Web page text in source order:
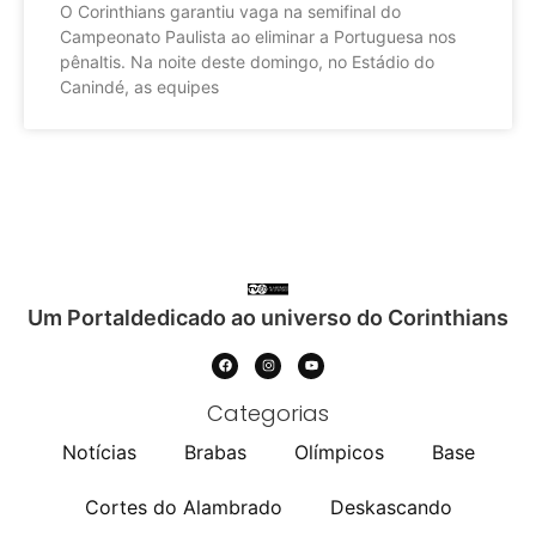
O Corinthians garantiu vaga na semifinal do
Campeonato Paulista ao eliminar a Portuguesa nos
pênaltis. Na noite deste domingo, no Estádio do
Canindé, as equipes
Um Portaldedicado ao universo do Corinthians
Categorias
Notícias Brabas Olímpicos Base
Cortes do Alambrado Deskascando